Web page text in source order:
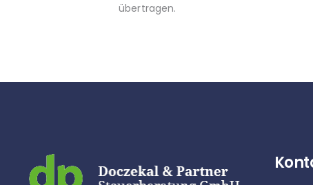
übertragen.